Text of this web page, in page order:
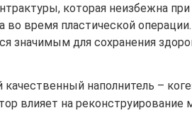
которая неизбежна
во время пластической
значимым для сохранения
наполнитель –
влияет на реконструирование